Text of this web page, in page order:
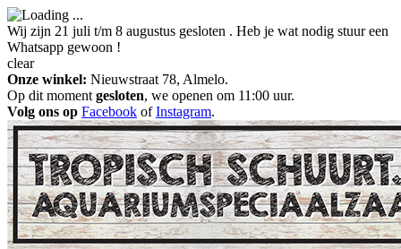
Wij zijn 21 juli t/m 8 augustus gesloten . Heb je wat nodig stuur een
Whatsapp gewoon !
clear
Onze winkel: Nieuwstraat 78, Almelo.
Op dit moment gesloten, we openen om 11:00 uur.
Volg ons op Facebook ofInstagram.